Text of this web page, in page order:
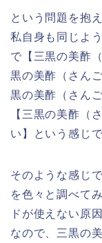
という問題を抱
私自身も同じよ
で【三黒の美酢
黒の美酢（さん
黒の美酢（さん
【三黒の美酢（
い】という感じ
そのような感じ
を色々と調べて
ドが使えない原
なので、三黒の